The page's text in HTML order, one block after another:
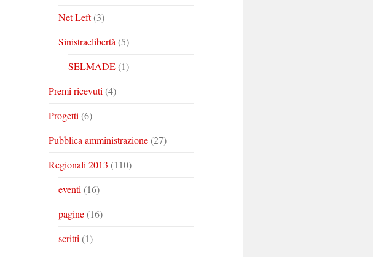
Net Left(3)
Sinistraelibertà (5)
SELMADE(1)
Premi ricevuti (4)
Progetti (6)
Pubblica amministrazione(27)
Regionali 2013 (110)
eventi (16)
pagine(16)
scritti (1)